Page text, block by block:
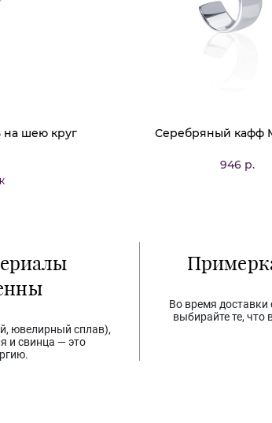
на шею круг Серебряный кафф
946 р.
ювелирный сплав),
и свинца — это
Во время доставки
выбирайте те, что